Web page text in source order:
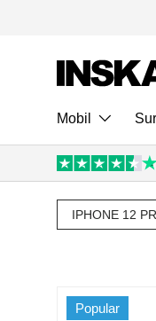
Mobil
IPHONE 12
Popular